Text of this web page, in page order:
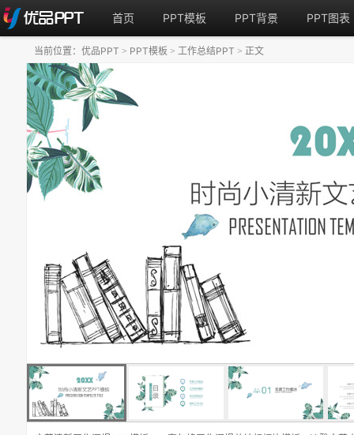
首页 PPT模板 PPT背景 PPT图表
当前位置： 优品PPT > PPT模板 > 工作总结PPT > 正文